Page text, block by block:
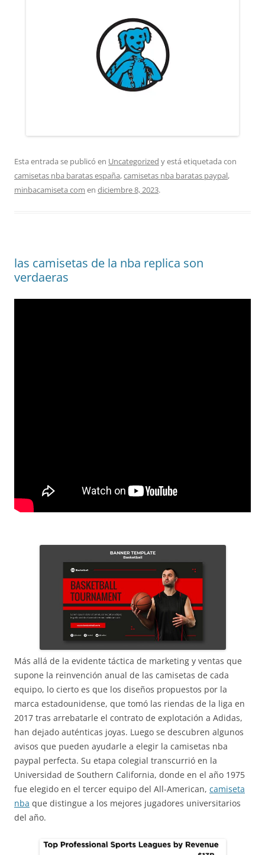
Esta entrada se publicó en Uncategorized y está etiquetada con
camisetas nba baratas españa,camisetas nba baratas paypal,
minbacamiseta com en diciembre 8, 2023.
las camisetas de la nba replica son
verdaeras
Más allá de la evidente táctica de marketing y ventas que
supone la reinvención anual de las camisetas de cada
equipo, lo cierto es que los diseños propuestos por la
marca estadounidense, que tomó las riendas de la liga en
2017 tras arrebatarle el contrato de explotación a Adidas,
han dejado auténticas joyas. Luego se descubren algunos
avisos que pueden ayudarle a elegir la camisetas nba
paypal perfecta. Su etapa colegial transcurrió en la
Universidad de Southern California, donde en el año 1975
fue elegido en el tercer equipo del All-American, camiseta
nba que distingue a los mejores jugadores universitarios
del año.